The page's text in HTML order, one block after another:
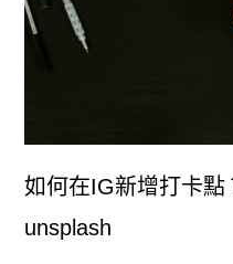
如何在IG新增打卡
unsplash